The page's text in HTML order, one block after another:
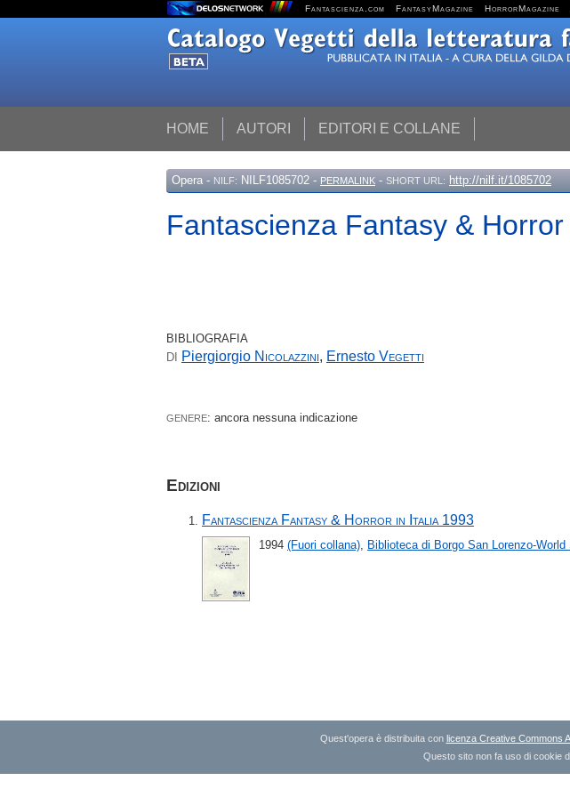
Fantascienza.com FantasyMagazine HorrorMagazine
HOME AUTORI EDITORI E COLLANE
Opera - NILF: NILF1085702 - PERMALINK - SHORT URL: http://nilf.it/1085702
Fantascienza Fantasy &
BIBLIOGRAFIA
DI
Piergiorgio Nicolazzini, Ernesto Vegetti
GENERE: ancora nessuna indicazione
Edizioni
Fantascienza Fantasy & Horror in Italia 1993
1994 (Fuori collana) Biblioteca di Borgo San Lorenzo-World
Quest'opera è distribuita con licenza Creative Commons
Questo sito non fa uso di cookie